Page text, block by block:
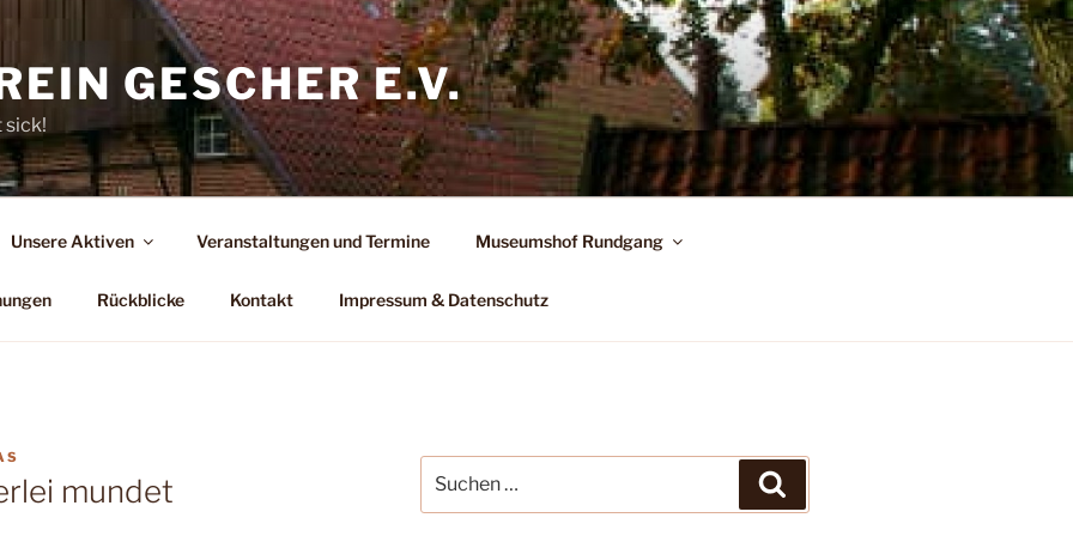
GESCHER E.V.
sick!
Unsere Aktiven Veranstaltungen und Termine Museumshof Rundgang
Rückblicke Kontakt Impressum & Datenschutz
mundet
nach: